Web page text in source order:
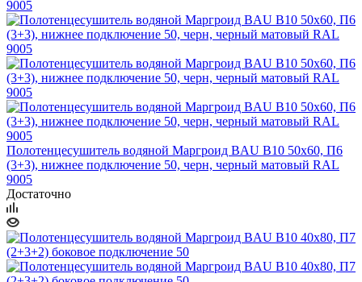
Полотенцесушитель водяной Маргроид BAU В10 50х60, П6
(3+3), нижнее подключение 50, черн, черный матовый RAL
9005
Достаточно